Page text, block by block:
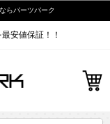
らパーツパーク
安値保証！！